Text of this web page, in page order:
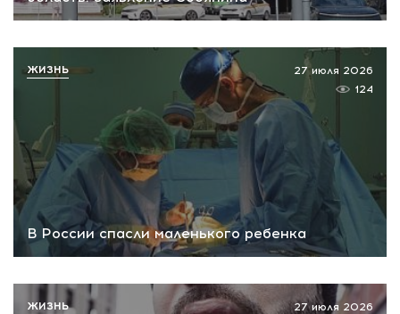
В России спасли маленького ребенка
27 июля 2026
124
ЖИЗНЬ
27 июля 2026
ЖИЗНЬ